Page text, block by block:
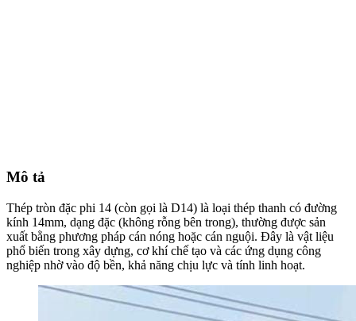
Mô tả
Thép tròn đặc phi 14 (còn gọi là D14) là loại thép thanh có đường
kính 14mm, dạng đặc (không rỗng bên trong), thường được sản
xuất bằng phương pháp cán nóng hoặc cán nguội. Đây là vật liệu
phổ biến trong xây dựng, cơ khí chế tạo và các ứng dụng công
nghiệp nhờ vào độ bền, khả năng chịu lực và tính linh hoạt.